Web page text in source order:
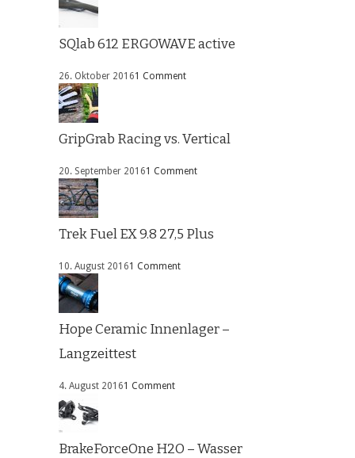
SQlab 612 ERGOWAVE active
26. Oktober 20161 Comment
GripGrab Racing vs. Vertical
20. September 20161 Comment
Trek Fuel EX 9.8 27,5 Plus
10. August 20161 Comment
Hope Ceramic Innenlager –
Langzeittest
4. August 20161 Comment
BrakeForceOne H2O – Wasser